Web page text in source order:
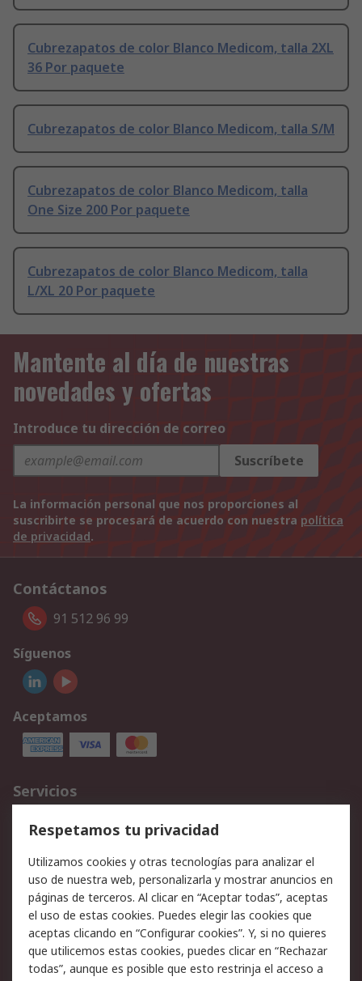
Cubrezapatos de color Blanco Medicom, talla 2XL
36 Por paquete
Cubrezapatos de color Blanco Medicom, talla S/M
Cubrezapatos de color Blanco Medicom, talla
One Size 200 Por paquete
Cubrezapatos de color Blanco Medicom, talla
L/XL 20 Por paquete
Mantente al día de nuestras
novedades y ofertas
Introduce tu dirección de correo
Suscríbete
La información personal que nos proporciones al
suscribirte se procesará de acuerdo con nuestra política
de privacidad.
Contáctanos
91 512 96 99
Síguenos
Aceptamos
Servicios
Cómo realizar pedidos
Devoluciones
Facturación y pago
Ofertas
Soporte técnico
Legal
Aviso legal
Política de privacidad -
Actualizada
Respetamos tu privacidad
Utilizamos cookies y otras tecnologías para analizar el
uso de nuestra web, personalizarla y mostrar anuncios en
páginas de terceros. Al clicar en “Aceptar todas”, aceptas
el uso de estas cookies. Puedes elegir las cookies que
aceptas clicando en “Configurar cookies”. Y, si no quieres
que utilicemos estas cookies, puedes clicar en “Rechazar
todas”, aunque es posible que esto restrinja el acceso a